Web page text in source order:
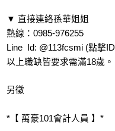
▼ 直接連絡孫華姐姐
熱線：0985-976255
Line Id: @113fcsmi (點擊
以上職缺皆要求需滿18歲。
另徵
*【 萬豪101會計人員 】*